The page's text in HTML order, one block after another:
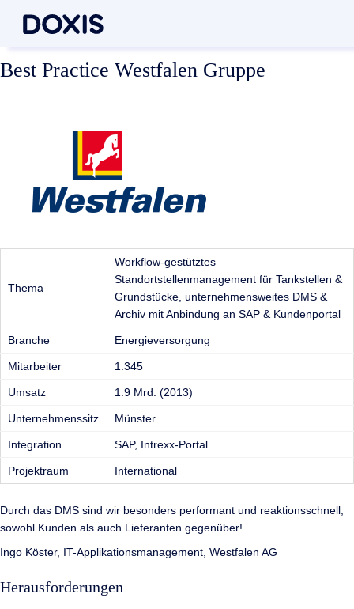
Best Practice Westfalen Gruppe
Thema
Workflow-gestütztes
Standortstellenmanagement für Tankstellen &
Grundstücke, unternehmensweites DMS &
Archiv mit Anbindung an SAP & Kundenportal
Branche Energieversorgung
Mitarbeiter 1.345
Umsatz 1.9 Mrd. (2013)
Unternehmenssitz Münster
Integration SAP, Intrexx-Portal
Projektraum International
Durch das DMS sind wir besonders performant und reaktionsschnell,
sowohl Kunden als auch Lieferanten gegenüber!
Ingo Köster, IT-Applikationsmanagement, Westfalen AG
Herausforderungen